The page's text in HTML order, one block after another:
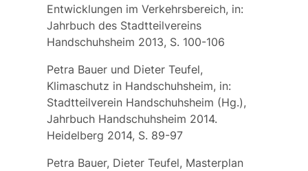
Entwicklungen im Verkehrsbereich, in:
Jahrbuch des Stadtteilvereins
Handschuhsheim 2013, S. 100-106
Petra Bauer und Dieter Teufel,
Klimaschutz in Handschuhsheim, in:
Stadtteilverein Handschuhsheim (Hg.),
Jahrbuch Handschuhsheim 2014.
Heidelberg 2014, S. 89-97
Petra Bauer, Dieter Teufel, Masterplan